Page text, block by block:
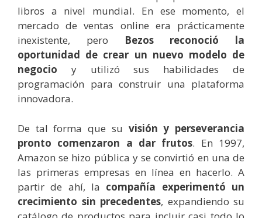
libros a nivel mundial. En ese momento, el
mercado de ventas online era prácticamente
inexistente, pero
Bezos reconoció la
oportunidad de crear un nuevo modelo de
negocio y utilizó sus habilidades de
programación para construir una plataforma
innovadora.
De tal forma que su visión y perseverancia
pronto comenzaron a dar frutos. En 1997,
Amazon se hizo pública y se convirtió en una de
las primeras empresas en línea en hacerlo. A
partir de ahí, la compañía experimentó un
crecimiento sin precedentes, expandiendo su